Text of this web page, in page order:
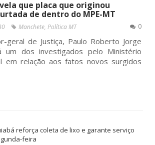
que placa que originou
de dentro do MPE-MT
Manchete, Política MT 0
geral de Justiça, Paulo Roberto Jorge
um dos investigados pelo Ministério
em relação aos fatos novos surgidos
reforça coleta de lixo e garante serviço
feira